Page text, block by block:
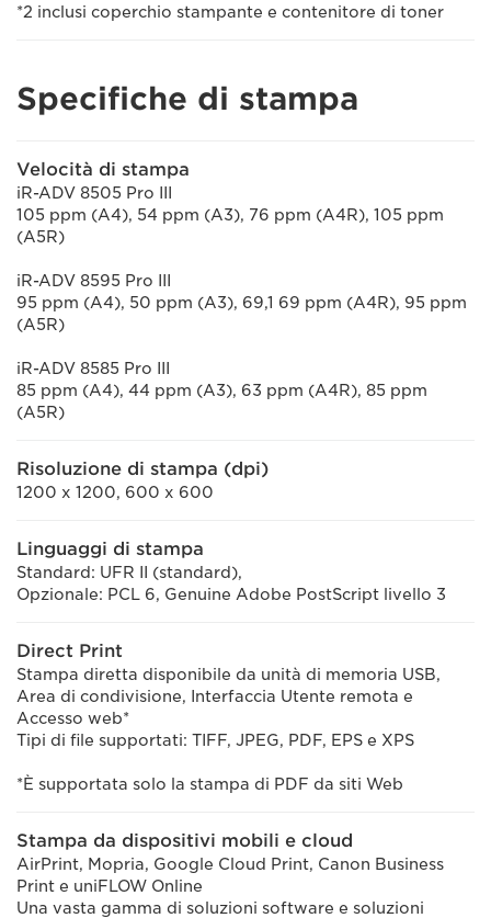
*2 inclusi coperchio stampante e contenitore di toner
Specifiche di stampa
Velocità di stampa
iR-ADV 8505 Pro III
105 ppm (A4), 54 ppm (A3), 76 ppm (A4R), 105 ppm
(A5R)
iR-ADV 8595 Pro III
95 ppm (A4), 50 ppm (A3), 69,1 69 ppm (A4R), 95 ppm
(A5R)
iR-ADV 8585 Pro III
85 ppm (A4), 44 ppm (A3), 63 ppm (A4R), 85 ppm
(A5R)
Risoluzione di stampa (dpi)
1200 x 1200, 600 x 600
Linguaggi di stampa
Standard: UFR II (standard),
Opzionale: PCL 6, Genuine Adobe PostScript livello 3
Direct Print
Stampa diretta disponibile da unità di memoria USB,
Area di condivisione, Interfaccia Utente remota e
Accesso web*
Tipi di file supportati: TIFF, JPEG, PDF, EPS e XPS
*È supportata solo la stampa di PDF da siti Web
Stampa da dispositivi mobili e cloud
AirPrint, Mopria, Google Cloud Print, Canon Business
Print e uniFLOW Online
Una vasta gamma di soluzioni software e soluzioni